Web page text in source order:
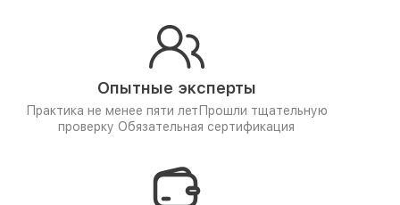
Опытные эксперты
Практика не менее пяти лет Прошли тщательную
проверку Обязательная сертификация